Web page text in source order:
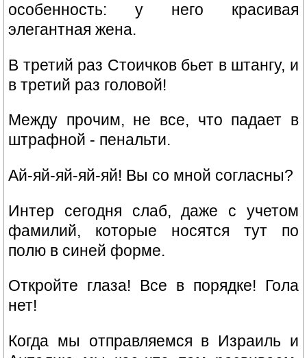
особенность: у него красивая
элегантная жена.
В третий раз Стоичков бьет в штангу, и
в третий раз головой!
Между прочим, не все, что падает в
штpафной - пенальти.
Ай-яй-яй-яй-яй! Вы со мной согласны?
Интеp сегодня слаб, даже с учетом
фамилий, которые носятся тут по
полю в синей форме.
Откpойте глаза! Все в поpядке! Гола
нет!
Когда мы отпpавляемся в Изpаиль и